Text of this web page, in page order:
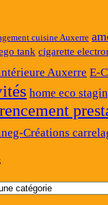
cuisine Auxerre
tank cigarette
Auxerre E-
home eco
Créations